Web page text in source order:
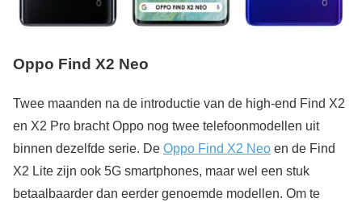
Oppo Find X2 Neo
Twee maanden na de introductie van de high-end Find X2
en X2 Pro bracht Oppo nog twee telefoonmodellen uit
binnen dezelfde serie. De Oppo Find X2 Neo en de Find
X2 Lite zijn ook 5G smartphones, maar wel een stuk
betaalbaarder dan eerder genoemde modellen. Om te